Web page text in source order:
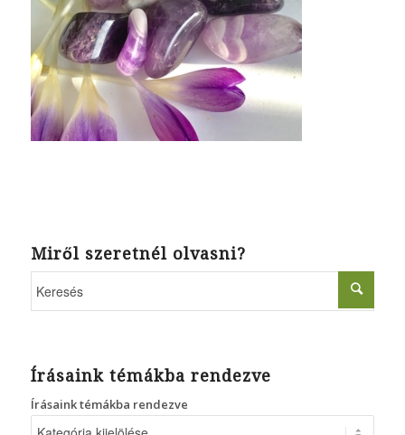
Miről szeretnél olvasni?
Írásaink témákba rendezve
Írásaink témákba rendezve